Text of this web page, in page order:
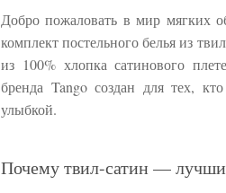
Добро пожаловать в мир мягких
комплект постельного белья из
из 100% хлопка сатинового
бренда Tango создан для тех,
улыбкой.
Почему твил-сатин —